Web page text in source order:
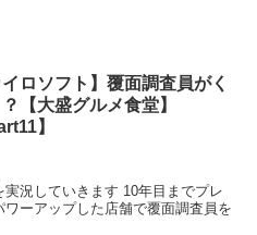
イロソフト】覆面調査員がく
【大盛グルメ食堂】
】
況していきます 10年目までプレ
ーアップした店舗で覆面調査員を